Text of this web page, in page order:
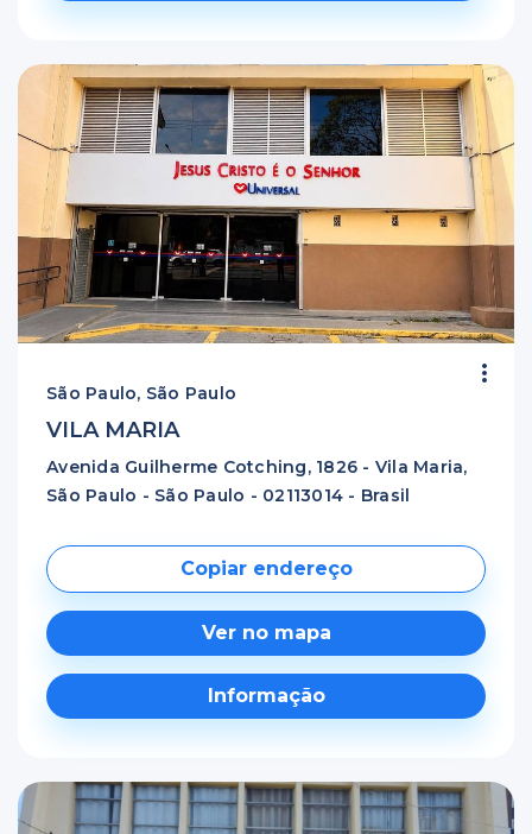
São Paulo, São Paulo
VILA MARIA
Avenida Guilherme Cotching, 1826 - Vila Maria,
São Paulo - São Paulo - 02113014 - Brasil
Copiar endereço
Ver no mapa
Informação